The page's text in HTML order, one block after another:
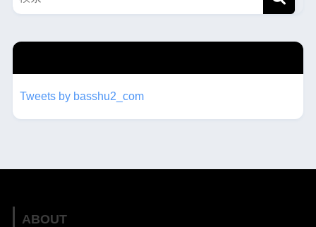
Tweets by basshu2_com
ABOUT